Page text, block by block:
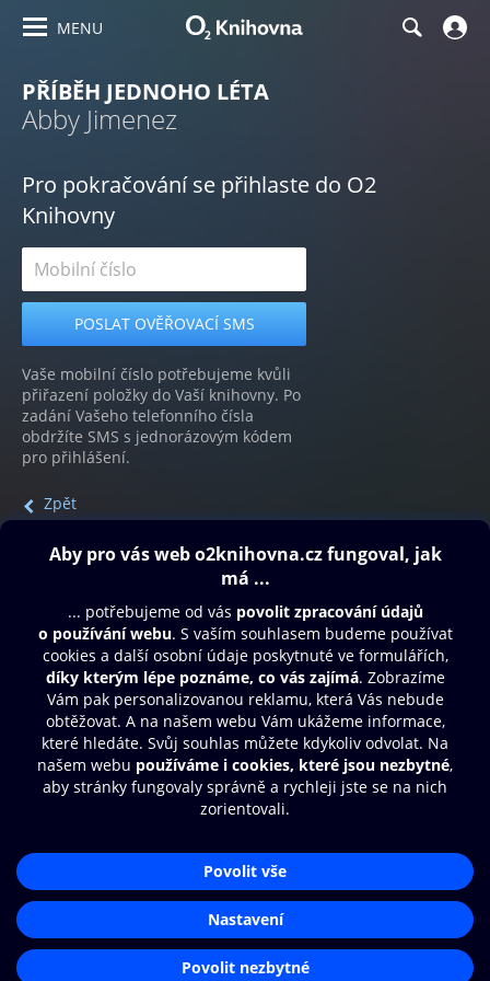
MENU
PŘÍBĚH JEDNOHO LÉTA
Abby Jimenez
Pro pokračování se přihlaste do O2
Knihovny
Vaše mobilní číslo potřebujeme kvůli
přiřazení položky do Vaší knihovny. Po
zadání Vašeho telefonního čísla
obdržíte SMS s jednorázovým kódem
pro přihlášení.
Zpět
Obsah ke stažení
Moje O2 Knihovna
Další zábava
© O2 Czech Republic a.s.
Přístupnost
Zásady zpracování osobních údajů
Nastavení cookies
Aplikace O2 Knihovna
Čti a poslouchej své e-knihy a
audioknihy rychleji a pohodlněji.